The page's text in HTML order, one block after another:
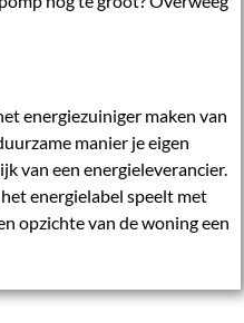
energiezuiniger maken van
manier je eigen
van een energieleverancier.
energielabel speelt met
opzichte van de woning een